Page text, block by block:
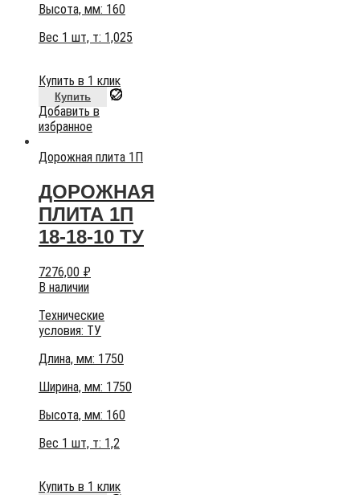
Высота, мм: 160
Вес 1 шт, т: 1,025
Купить в 1 клик
Купить
Добавить в
избранное
Дорожная плита 1П
ДОРОЖНАЯ
ПЛИТА 1П
18-18-10 ТУ
7276,00 ₽
В наличии
Технические
условия: ТУ
Длина, мм: 1750
Ширина, мм: 1750
Высота, мм: 160
Вес 1 шт, т: 1,2
Купить в 1 клик